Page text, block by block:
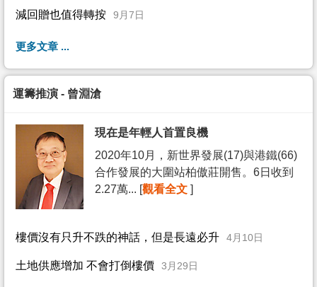
減回贈也值得轉按 9月7日
更多文章 ...
運籌推演 - 曾淵滄
現在是年輕人首置良機
2020年10月，新世界發展(17)與港鐵(66)
合作發展的大圍站柏傲莊開售。6日收到
2.27萬... [觀看全文 ]
樓價沒有只升不跌的神話，但是長遠必升 4月10日
土地供應增加 不會打倒樓價 3月29日